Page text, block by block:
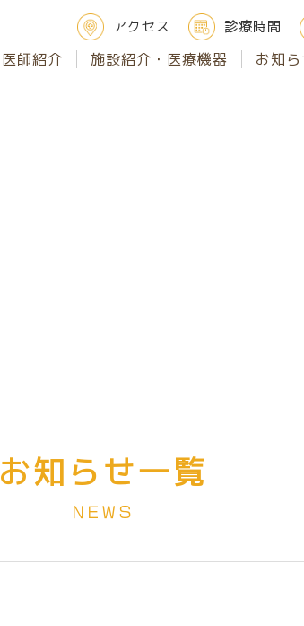
アクセス 診療時間
医師紹介 施設紹介・医療機器 お知ら
お知らせ一覧
NEWS